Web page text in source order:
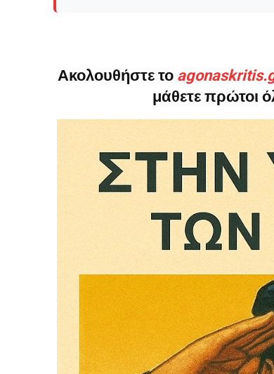
Το ξέρουμε…
Το να βλέπετε
βρίσκουμε
πολύ πιο
Η στήριξη σας
- Κάνουμε
Ακολουθήστε το
μάθετε πρώτοι